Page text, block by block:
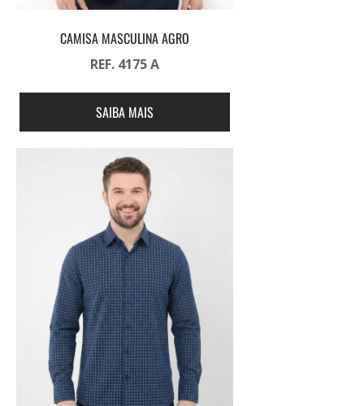
CAMISA MASCULINA AGRO
REF. 4175 A
SAIBA MAIS